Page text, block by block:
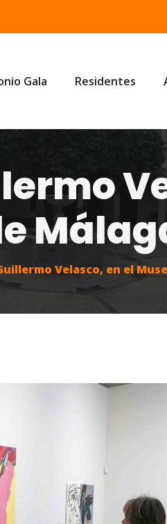
Gala Residentes
Velasco, en el